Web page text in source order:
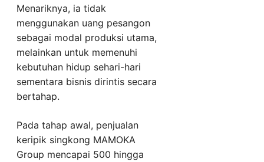
Menariknya, ia tidak
menggunakan uang pesangon
sebagai modal produksi utama,
melainkan untuk memenuhi
kebutuhan hidup sehari-hari
sementara bisnis dirintis secara
bertahap.
Pada tahap awal, penjualan
keripik singkong MAMOKA
Group mencapai 500 hingga